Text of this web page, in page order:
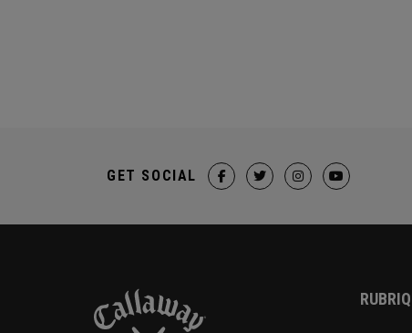
GET SOCIAL